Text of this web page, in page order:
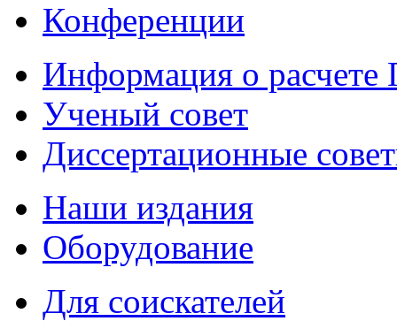
Конференции
Информация о
Ученый совет
Диссертационные
Наши издания
Оборудование
Для соискателей